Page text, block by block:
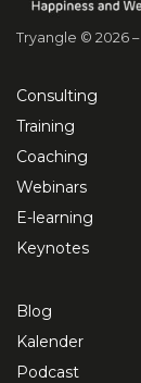
Tryangle © 2026 –
Consulting
Training
Coaching
Webinars
E-learning
Keynotes
Blog
Kalender
Podcast